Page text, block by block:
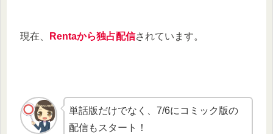
現在、 Rentaから独占配信されています。
単話版だけでなく、7/6にコミック版の
配信もスタート！